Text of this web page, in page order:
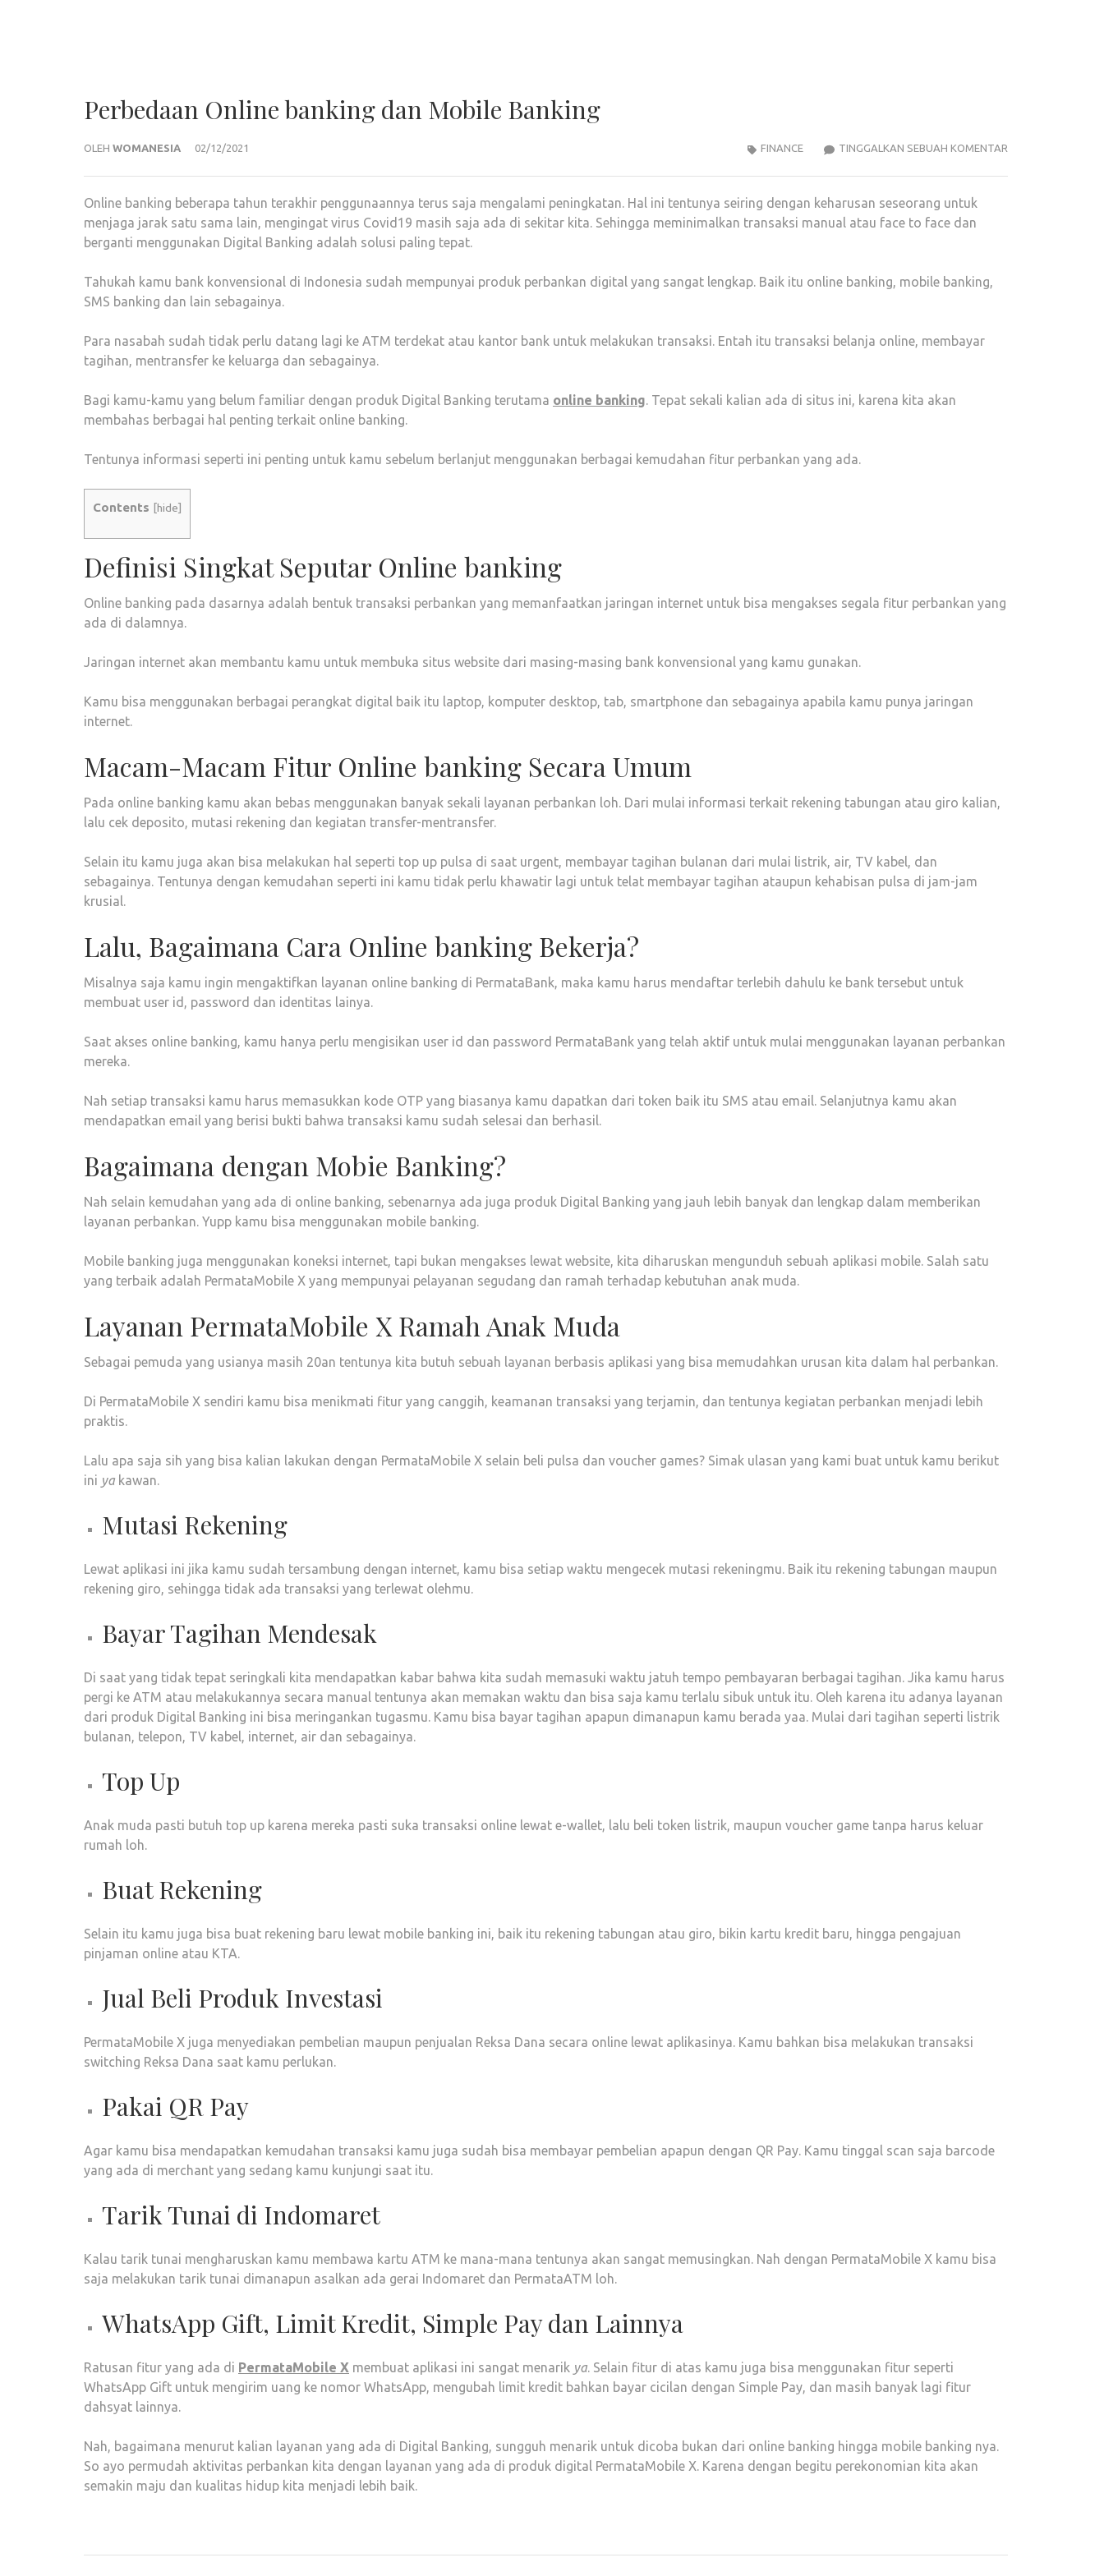
Perbedaan Online banking dan Mobile Banking
OLEH WOMANESIA 02/12/2021 TINGGALKAN SEBUAH KOMENTAR
FINANCE
Online banking beberapa tahun terakhir penggunaannya terus saja mengalami peningkatan. Hal ini tentunya seiring dengan keharusan seseorang untuk
menjaga jarak satu sama lain, mengingat virus Covid19 masih saja ada di sekitar kita. Sehingga meminimalkan transaksi manual atau face to face dan
berganti menggunakan Digital Banking adalah solusi paling tepat.
Tahukah kamu bank konvensional di Indonesia sudah mempunyai produk perbankan digital yang sangat lengkap. Baik itu online banking, mobile banking,
SMS banking dan lain sebagainya.
Para nasabah sudah tidak perlu datang lagi ke ATM terdekat atau kantor bank untuk melakukan transaksi. Entah itu transaksi belanja online, membayar
tagihan, mentransfer ke keluarga dan sebagainya.
Bagi kamu-kamu yang belum familiar dengan produk Digital Banking terutama online banking. Tepat sekali kalian ada di situs ini, karena kita akan
membahas berbagai hal penting terkait online banking.
Tentunya informasi seperti ini penting untuk kamu sebelum berlanjut menggunakan berbagai kemudahan fitur perbankan yang ada.
Contents [hide]
Definisi Singkat Seputar Online banking
Online banking pada dasarnya adalah bentuk transaksi perbankan yang memanfaatkan jaringan internet untuk bisa mengakses segala fitur perbankan yang
ada di dalamnya.
Jaringan internet akan membantu kamu untuk membuka situs website dari masing-masing bank konvensional yang kamu gunakan.
Kamu bisa menggunakan berbagai perangkat digital baik itu laptop, komputer desktop, tab, smartphone dan sebagainya apabila kamu punya jaringan
internet.
Macam-Macam Fitur Online banking Secara Umum
Pada online banking kamu akan bebas menggunakan banyak sekali layanan perbankan loh. Dari mulai informasi terkait rekening tabungan atau giro kalian,
lalu cek deposito, mutasi rekening dan kegiatan transfer-mentransfer.
Selain itu kamu juga akan bisa melakukan hal seperti top up pulsa di saat urgent, membayar tagihan bulanan dari mulai listrik, air, TV kabel, dan
sebagainya. Tentunya dengan kemudahan seperti ini kamu tidak perlu khawatir lagi untuk telat membayar tagihan ataupun kehabisan pulsa di jam-jam
krusial.
Lalu, Bagaimana Cara Online banking Bekerja?
Misalnya saja kamu ingin mengaktifkan layanan online banking di PermataBank, maka kamu harus mendaftar terlebih dahulu ke bank tersebut untuk
membuat user id, password dan identitas lainya.
Saat akses online banking, kamu hanya perlu mengisikan user id dan password PermataBank yang telah aktif untuk mulai menggunakan layanan perbankan
mereka.
Nah setiap transaksi kamu harus memasukkan kode OTP yang biasanya kamu dapatkan dari token baik itu SMS atau email. Selanjutnya kamu akan
mendapatkan email yang berisi bukti bahwa transaksi kamu sudah selesai dan berhasil.
Bagaimana dengan Mobie Banking?
Nah selain kemudahan yang ada di online banking, sebenarnya ada juga produk Digital Banking yang jauh lebih banyak dan lengkap dalam memberikan
layanan perbankan. Yupp kamu bisa menggunakan mobile banking.
Mobile banking juga menggunakan koneksi internet, tapi bukan mengakses lewat website, kita diharuskan mengunduh sebuah aplikasi mobile. Salah satu
yang terbaik adalah PermataMobile X yang mempunyai pelayanan segudang dan ramah terhadap kebutuhan anak muda.
Layanan PermataMobile X Ramah Anak Muda
Sebagai pemuda yang usianya masih 20an tentunya kita butuh sebuah layanan berbasis aplikasi yang bisa memudahkan urusan kita dalam hal perbankan.
Di PermataMobile X sendiri kamu bisa menikmati fitur yang canggih, keamanan transaksi yang terjamin, dan tentunya kegiatan perbankan menjadi lebih
praktis.
Lalu apa saja sih yang bisa kalian lakukan dengan PermataMobile X selain beli pulsa dan voucher games? Simak ulasan yang kami buat untuk kamu berikut
ini ya kawan.
Mutasi Rekening
Lewat aplikasi ini jika kamu sudah tersambung dengan internet, kamu bisa setiap waktu mengecek mutasi rekeningmu. Baik itu rekening tabungan maupun
rekening giro, sehingga tidak ada transaksi yang terlewat olehmu.
Bayar Tagihan Mendesak
Di saat yang tidak tepat seringkali kita mendapatkan kabar bahwa kita sudah memasuki waktu jatuh tempo pembayaran berbagai tagihan. Jika kamu harus
pergi ke ATM atau melakukannya secara manual tentunya akan memakan waktu dan bisa saja kamu terlalu sibuk untuk itu. Oleh karena itu adanya layanan
dari produk Digital Banking ini bisa meringankan tugasmu. Kamu bisa bayar tagihan apapun dimanapun kamu berada yaa. Mulai dari tagihan seperti listrik
bulanan, telepon, TV kabel, internet, air dan sebagainya.
Top Up
Anak muda pasti butuh top up karena mereka pasti suka transaksi online lewat e-wallet, lalu beli token listrik, maupun voucher game tanpa harus keluar
rumah loh.
Buat Rekening
Selain itu kamu juga bisa buat rekening baru lewat mobile banking ini, baik itu rekening tabungan atau giro, bikin kartu kredit baru, hingga pengajuan
pinjaman online atau KTA.
Jual Beli Produk Investasi
PermataMobile X juga menyediakan pembelian maupun penjualan Reksa Dana secara online lewat aplikasinya. Kamu bahkan bisa melakukan transaksi
switching Reksa Dana saat kamu perlukan.
Pakai QR Pay
Agar kamu bisa mendapatkan kemudahan transaksi kamu juga sudah bisa membayar pembelian apapun dengan QR Pay. Kamu tinggal scan saja barcode
yang ada di merchant yang sedang kamu kunjungi saat itu.
Tarik Tunai di Indomaret
Kalau tarik tunai mengharuskan kamu membawa kartu ATM ke mana-mana tentunya akan sangat memusingkan. Nah dengan PermataMobile X kamu bisa
saja melakukan tarik tunai dimanapun asalkan ada gerai Indomaret dan PermataATM loh.
WhatsApp Gift, Limit Kredit, Simple Pay dan Lainnya
Ratusan fitur yang ada di PermataMobile X membuat aplikasi ini sangat menarik ya. Selain fitur di atas kamu juga bisa menggunakan fitur seperti
WhatsApp Gift untuk mengirim uang ke nomor WhatsApp, mengubah limit kredit bahkan bayar cicilan dengan Simple Pay, dan masih banyak lagi fitur
dahsyat lainnya.
Nah, bagaimana menurut kalian layanan yang ada di Digital Banking, sungguh menarik untuk dicoba bukan dari online banking hingga mobile banking nya.
So ayo permudah aktivitas perbankan kita dengan layanan yang ada di produk digital PermataMobile X. Karena dengan begitu perekonomian kita akan
semakin maju dan kualitas hidup kita menjadi lebih baik.